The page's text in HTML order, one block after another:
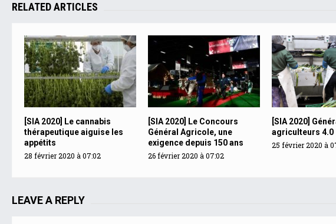
RELATED ARTICLES
[SIA 2020] Le cannabis
thérapeutique aiguise les
appétits
28 février 2020 à 07:02
[SIA 2020] Le Concours
Général Agricole, une
exigence depuis 150 ans
26 février 2020 à 07:02
[SIA 2020]
agriculteurs 4.0
25 février 2020 à
LEAVE A REPLY